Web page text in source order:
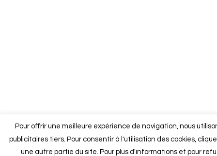
Pour offrir une meilleure expérience de navigation, nous
publicitaires tiers. Pour consentir à l'utilisation des cookies,
une autre partie du site. Pour plus d'informations et pour